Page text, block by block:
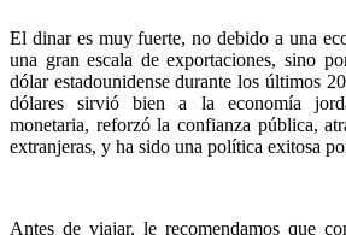
El dinar es muy fuerte, no debido a una
una gran escala de exportaciones, sino
dólar estadounidense durante los últimos
dólares sirvió bien a la economía
monetaria, reforzó la confianza pública,
extranjeras, y ha sido una política exitosa
Antes de viajar, le recomendamos que